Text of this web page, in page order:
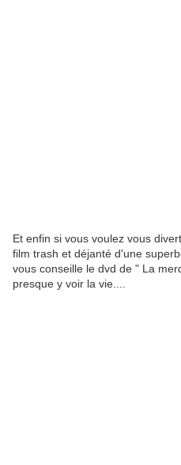
Et enfin si vous voulez vous
film trash et déjanté d'une
vous conseille le dvd de " La
presque y voir la vie....